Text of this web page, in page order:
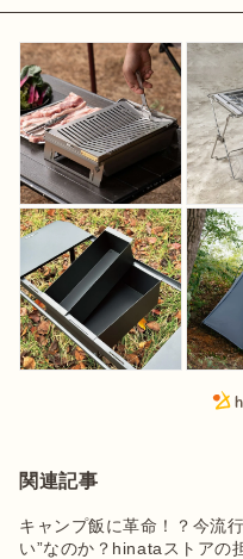
関連記事
キャンプ飯に革命！？今流
い”なのか？hinataストアの